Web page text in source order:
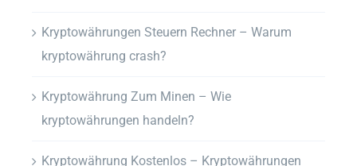
Kryptowährungen Steuern Rechner – Warum
kryptowährung crash?
Kryptowährung Zum Minen – Wie
kryptowährungen handeln?
Kryptowährung Kostenlos – Kryptowährungen